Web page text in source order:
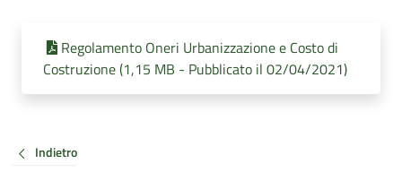
Regolamento Oneri Urbanizzazione e Costo di
Costruzione (1,15 MB - Pubblicato il 02/04/2021)
Indietro